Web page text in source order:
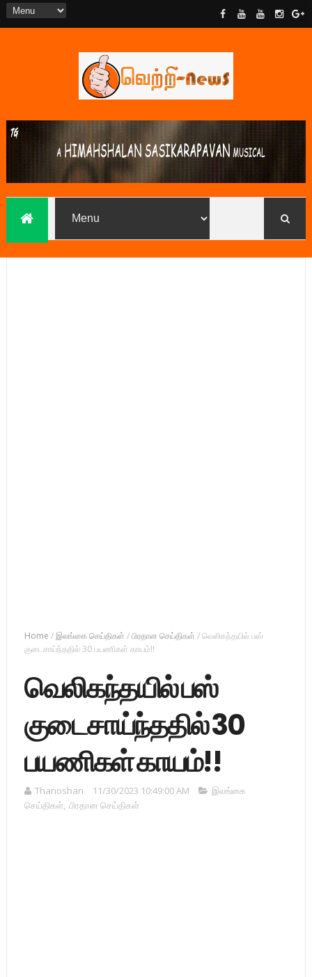
Home /இலங்கை செய்திகள் /பிரதான செய்திகள் /வெலிகந்தயில் பஸ்
குடைசாய்ந்ததில் 30 பயணிகள் காயம்!!
வெலிகந்தயில் பஸ்
குடைசாய்ந்ததில் 30
பயணிகள் காயம்!!
Thanoshan 11/30/2023 10:49:00 AM
இலங்கை
செய்திகள், பிரதான செய்திகள்